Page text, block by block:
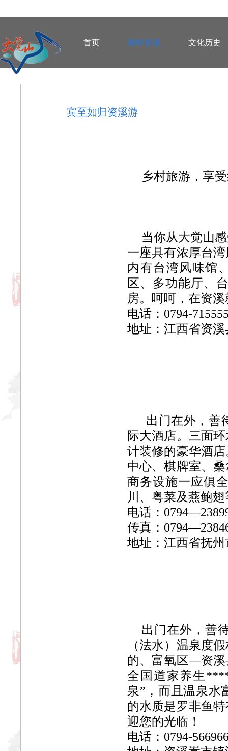
首页 新鲜资讯 文化历史
宾至如归资溪游
乡村旅游，享
当你从大觉山
一座具有浓厚台
内有台湾风味馆
区、多功能厅、
房。呵呵，在资
电话：0794-
地址：江西省资
出门在外，
际大酒店。三面
计装修的豪华酒
中心、棋牌室、
商务设施一应俱
川、粤菜及燕鲍
电话：
传真：
地址：江西省抚
出门在外，善
（法水）温泉度
的、富氧区—资
全国道家养生
泉”，而且温泉水
的水质是罗非鱼
迎您的光临！
电话：0794-